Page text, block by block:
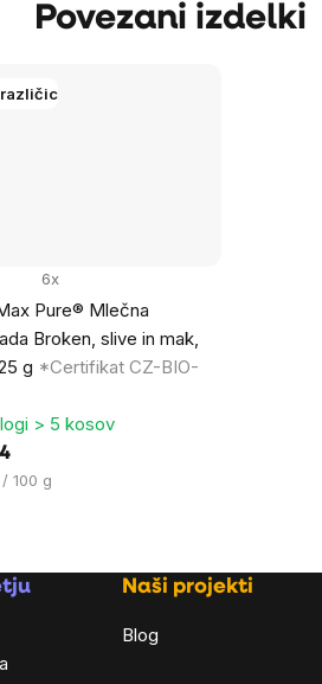
Povezani izdelki
različic
Pure® Mlečna
Broken, slive in mak,
g *Certifikat CZ-BIO-
6x
> 5 kosov
100 g
Naši projekti
Blog